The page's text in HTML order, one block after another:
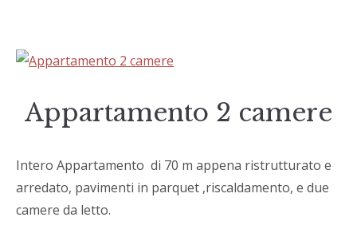
Appartamento 2 camere
Intero Appartamento di 70 m appena ristrutturato e
arredato, pavimenti in parquet ,riscaldamento, e due
camere da letto.